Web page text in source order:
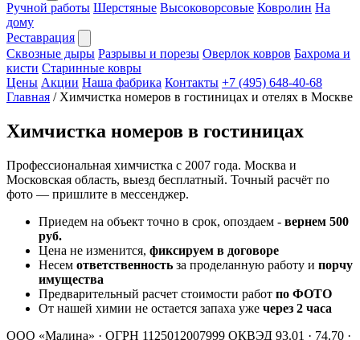
Ручной работы Шерстяные Высоковорсовые Ковролин На
дому
Реставрация
Сквозные дыры Разрывы и порезы Оверлок ковров Бахрома и
кисти Старинные ковры
Цены Акции Наша фабрика Контакты +7 (495) 648-40-68
Главная / Химчистка номеров в гостиницах и отелях в Москве
Химчистка номеров в гостиницах
Профессиональная химчистка с 2007 года. Москва и
Московская область, выезд бесплатный. Точный расчёт по
фото — пришлите в мессенджер.
Приедем на объект точно в срок, опоздаем - вернем 500
руб.
Цена не изменится, фиксируем в договоре
Несем ответственность за проделанную работу и порчу
имущества
Предварительный расчет стоимости работ по ФОТО
От нашей химии не остается запаха уже через 2 часа
ООО «Малина» · ОГРН 1125012007999 ОКВЭД 93.01 · 74.70 ·